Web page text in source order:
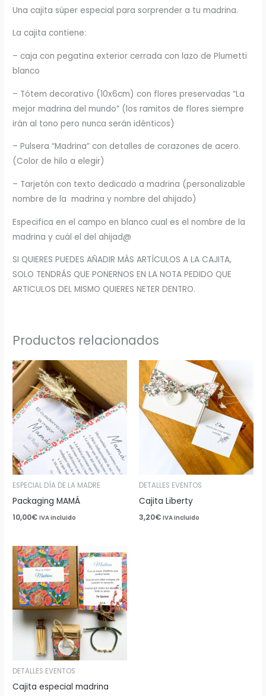
Una cajita súper especial para sorprender a tu madrina.
La cajita contiene:
– caja con pegatina exterior cerrada con lazo de Plumetti
blanco
– Tótem decorativo (10x6cm) con flores preservadas “La
mejor madrina del mundo” (los ramitos de flores siempre
irán al tono pero nunca serán idénticos)
– Pulsera “Madrina” con detalles de corazones de acero.
(Color de hilo a elegir)
– Tarjetón con texto dedicado a madrina (personalizable
nombre de la madrina y nombre del ahijado)
Especifica en el campo en blanco cual es el nombre de la
madrina y cuál el del ahijad@
SI QUIERES PUEDES AÑADIR MÁS ARTÍCULOS A LA CAJITA,
SOLO TENDRÁS QUE PONERNOS EN LA NOTA PEDIDO QUE
ARTICULOS DEL MISMO QUIERES NETER DENTRO.
Productos relacionados
ESPECIAL DÍA DE LA MADRE
Packaging MAMÁ
10,00€ IVA incluido
DETALLES EVENTOS
Cajita Liberty
3,20€ IVA incluido
DETALLES EVENTOS
Cajita especial madrina
Rango
de
precios:
desde
17,00€
hasta
23,00€